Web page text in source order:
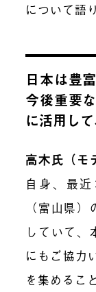
について語
日本は豊
今後重要
に活用し
高木氏（モ
自身、最
（富山県
していて、
にもご協力
を集めるこ